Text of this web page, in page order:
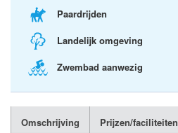
Paardrijden
Landelijk omgeving
Zwembad aanwezig
Omschrijving Prijzen/faciliteiten